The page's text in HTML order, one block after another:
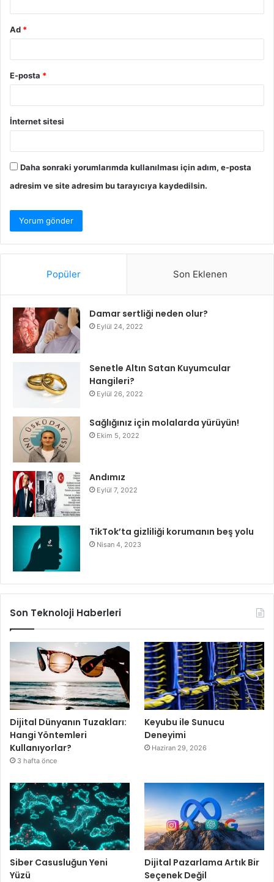
Ad *
E-posta *
İnternet sitesi
Daha sonraki yorumlarımda kullanılması için adım, e-posta
adresim ve site adresim bu tarayıcıya kaydedilsin.
Popüler Son Eklenen
Damar sertliği neden olur?
Eylül 24, 2022
Senetle Altın Satan Kuyumcular
Hangileri?
Eylül 26, 2022
Sağlığınız için molalarda yürüyün!
Ekim 5, 2022
Andımız
Eylül 7, 2022
TikTok’ta gizliliği korumanın beş yolu
Nisan 4, 2023
Son Teknoloji Haberleri
Dijital Dünyanın Tuzakları:
Hangi Yöntemleri
Kullanıyorlar?
3 hafta önce
Keyubu ile Sunucu
Deneyimi
Haziran 29, 2026
Siber Casusluğun Yeni
Yüzü
Dijital Pazarlama Artık Bir
Seçenek Değil